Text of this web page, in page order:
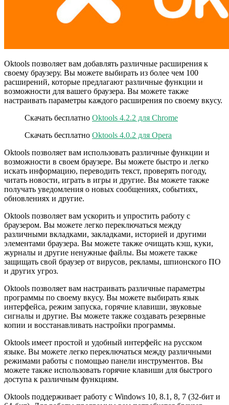
Oktools позволяет вам добавлять различные расширения к
своему браузеру. Вы можете выбирать из более чем 100
расширений, которые предлагают различные функции и
возможности для вашего браузера. Вы можете также
настраивать параметры каждого расширения по своему вкусу.
Скачать бесплатно Oktools 4.2.2 для Chrome
Скачать бесплатно Oktools 4.0.2 для Opera
Oktools позволяет вам использовать различные функции и
возможности в своем браузере. Вы можете быстро и легко
искать информацию, переводить текст, проверять погоду,
читать новости, играть в игры и другие. Вы можете также
получать уведомления о новых сообщениях, событиях,
обновлениях и другие.
Oktools позволяет вам ускорить и упростить работу с
браузером. Вы можете легко переключаться между
различными вкладками, закладками, историей и другими
элементами браузера. Вы можете также очищать кэш, куки,
журналы и другие ненужные файлы. Вы можете также
защищать свой браузер от вирусов, рекламы, шпионского ПО
и других угроз.
Oktools позволяет вам настраивать различные параметры
программы по своему вкусу. Вы можете выбирать язык
интерфейса, режим запуска, горячие клавиши, звуковые
сигналы и другие. Вы можете также создавать резервные
копии и восстанавливать настройки программы.
Oktools имеет простой и удобный интерфейс на русском
языке. Вы можете легко переключаться между различными
режимами работы с помощью панели инструментов. Вы
можете также использовать горячие клавиши для быстрого
доступа к различным функциям.
Oktools поддерживает работу с Windows 10, 8.1, 8, 7 (32-бит и